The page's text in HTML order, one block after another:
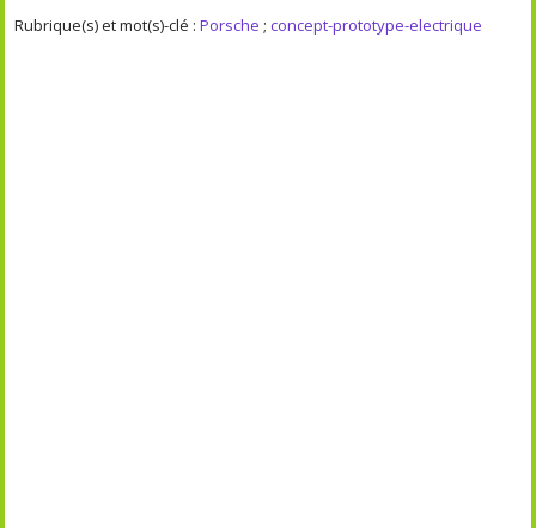
Rubrique(s) et mot(s)-clé :Porsche ;concept-prototype-electrique